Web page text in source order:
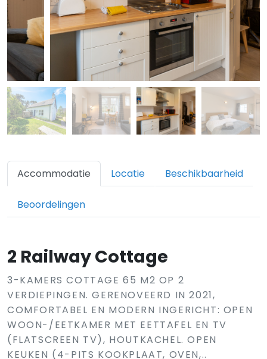
Accommodatie Locatie Beschikbaarheid
Beoordelingen
2 Railway Cottage
3-KAMERS COTTAGE 65 M2 OP 2
VERDIEPINGEN. GERENOVEERD IN 2021,
COMFORTABEL EN MODERN INGERICHT: OPEN
WOON-/EETKAMER MET EETTAFEL EN TV
(FLATSCREEN TV), HOUTKACHEL. OPEN
KEUKEN (4-PITS KOOKPLAAT, OVEN,..